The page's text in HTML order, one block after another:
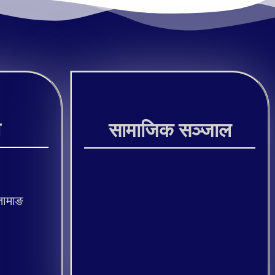
सामाजिक सञ्जाल